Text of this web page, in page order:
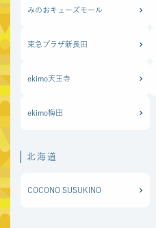
みのおキューズモール
東急プラザ新長田
ekimo天王寺
ekimo梅田
北海道
COCONO SUSUKINO